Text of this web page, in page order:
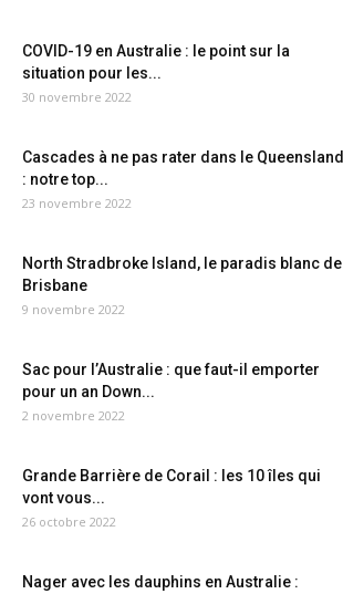
COVID-19 en Australie : le point sur la
situation pour les...
30 novembre 2022
Cascades à ne pas rater dans le Queensland
: notre top...
23 novembre 2022
North Stradbroke Island, le paradis blanc de
Brisbane
9 novembre 2022
Sac pour l’Australie : que faut-il emporter
pour un an Down...
2 novembre 2022
Grande Barrière de Corail : les 10 îles qui
vont vous...
26 octobre 2022
Nager avec les dauphins en Australie :